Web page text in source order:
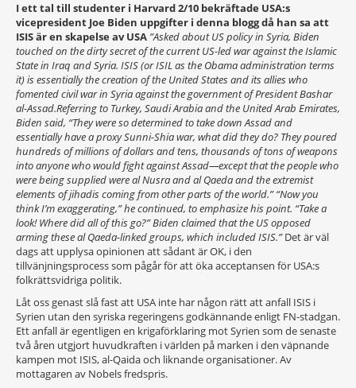
I ett tal till studenter i Harvard 2/10 bekräftade USA:s
vicepresident Joe Biden uppgifter i denna blogg då han sa att
ISIS är en skapelse av USA ”Asked about US policy in Syria, Biden
touched on the dirty secret of the current US-led war against the Islamic
State in Iraq and Syria. ISIS (or ISIL as the Obama administration terms
it) is essentially the creation of the United States and its allies who
fomented civil war in Syria against the government of President Bashar
al-Assad.Referring to Turkey, Saudi Arabia and the United Arab Emirates,
Biden said, “They were so determined to take down Assad and
essentially have a proxy Sunni-Shia war, what did they do? They poured
hundreds of millions of dollars and tens, thousands of tons of weapons
into anyone who would fight against Assad—except that the people who
were being supplied were al Nusra and al Qaeda and the extremist
elements of jihadis coming from other parts of the world.” “Now you
think I’m exaggerating,” he continued, to emphasize his point. “Take a
look! Where did all of this go?” Biden claimed that the US opposed
arming these al Qaeda-linked groups, which included ISIS.”Det är väl
dags att upplysa opinionen att sådant är OK, i den
tillvänjningsprocess som pågår för att öka acceptansen för USA:s
folkrättsvidriga politik.
Låt oss genast slå fast att USA inte har någon rätt att anfall ISIS i
Syrien utan den syriska regeringens godkännande enligt FN-stadgan.
Ett anfall är egentligen en krigaförklaring mot Syrien som de senaste
två åren utgjort huvudkraften i världen på marken i den väpnande
kampen mot ISIS, al-Qaida och liknande organisationer. Av
mottagaren av Nobels fredspris.